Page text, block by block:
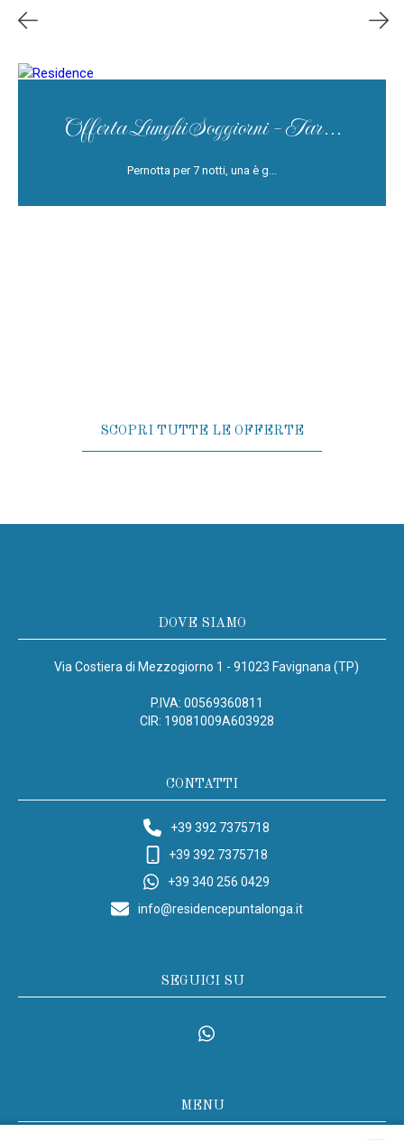
Offerta Lunghi Soggiorni - Tar...
Pernotta per 7 notti, una è g...
SCOPRI TUTTE LE OFFERTE
DOVE SIAMO
Via Costiera di Mezzogiorno 1 - 91023 Favignana (TP)
P.IVA: 00569360811
CIR: 19081009A603928
CONTATTI
+39 392 7375718
+39 392 7375718
+39 340 256 0429
info@residencepuntalonga.it
SEGUICI SU
MENU